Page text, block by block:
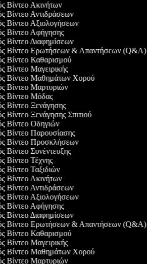
Βίντεο Ακινήτων
Βίντεο Αντιδράσεων
Βίντεο Αξιολογήσεων
Βίντεο Αφήγησης
Βίντεο Διαφημίσεων
Βίντεο Ερωτήσεων & Απαντήσεων (Q&A)
Βίντεο Καθαρισμού
Βίντεο Μαγειρικής
Βίντεο Μαθημάτων Χορού
Βίντεο Μαρτυριών
Βίντεο Μόδας
Βίντεο Ξενάγησης
Βίντεο Ξενάγησης Σπιτιού
Βίντεο Οδηγιών
Βίντεο Παρουσίασης
Βίντεο Προσκλήσεων
Βίντεο Συνέντευξης
Βίντεο Τέχνης
Βίντεο Ταξιδιών
Βίντεο Ακινήτων
Βίντεο Αντιδράσεων
Βίντεο Αξιολογήσεων
Βίντεο Αφήγησης
Βίντεο Διαφημίσεων
Βίντεο Ερωτήσεων & Απαντήσεων (Q&A)
Βίντεο Καθαρισμού
Βίντεο Μαγειρικής
Βίντεο Μαθημάτων Χορού
Βίντεο Μαρτυριών